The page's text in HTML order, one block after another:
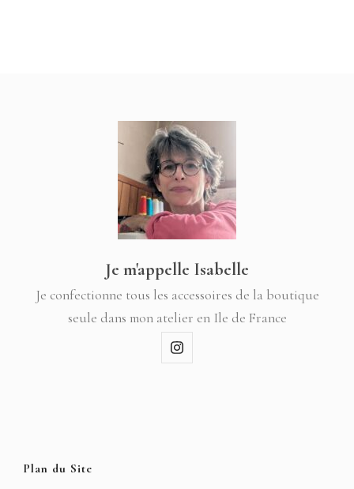
Je m'appelle Isabelle
Je confectionne tous les accessoires de la boutique
seule dans mon atelier en Ile de France
Plan du Site